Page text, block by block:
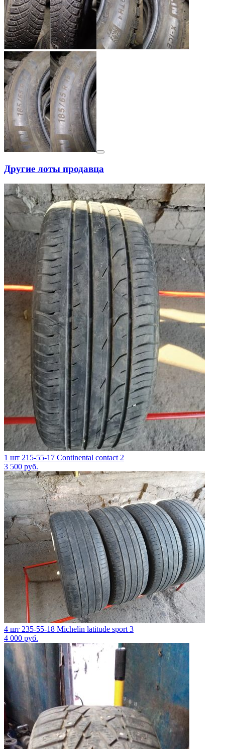
Другие лоты продавца
1 шт 215-55-17 Continental contact 2
3 500 руб.
4 шт 235-55-18 Michelin latitude sport 3
4 000 руб.